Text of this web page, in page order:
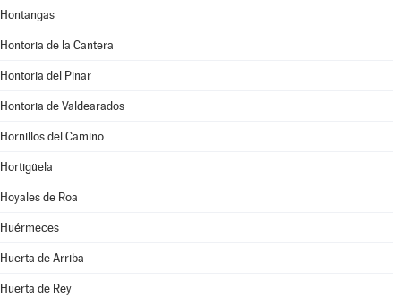
Hontangas
Hontoria de la Cantera
Hontoria del Pinar
Hontoria de Valdearados
Hornillos del Camino
Hortigüela
Hoyales de Roa
Huérmeces
Huerta de Arriba
Huerta de Rey